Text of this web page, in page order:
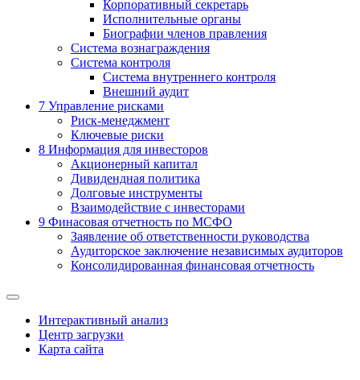
Корпоративный секретарь
Исполнительные органы
Биографии членов правления
Система вознаграждения
Система контроля
Система внутреннего контроля
Внешний аудит
7 Управление рисками
Риск-менеджмент
Ключевые риски
8 Информация для инвесторов
Акционерный капитал
Дивидендная политика
Долговые инструменты
Взаимодействие с инвеcторами
9 Финасовая отчетность по МСФО
Заявление об ответственности руководства
Аудиторское заключение независимых аудиторов
Консолидированная финансовая отчетность
Интерактивный анализ
Центр загрузки
Карта сайта